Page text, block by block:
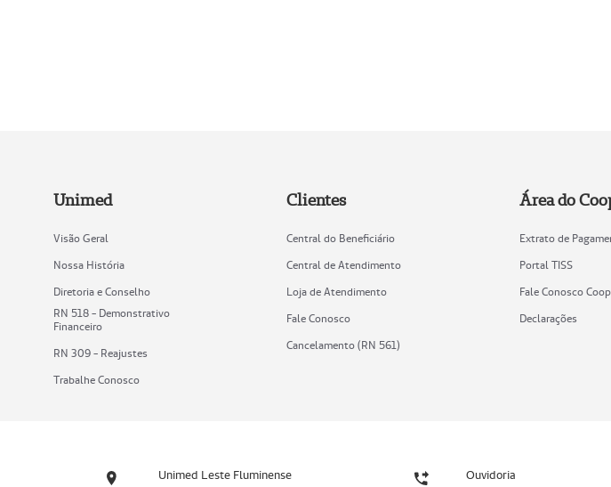
Unimed
Visão Geral
Nossa História
Diretoria e Conselho
RN 518 - Demonstrativo
Financeiro
RN 309 - Reajustes
Trabalhe Conosco
Clientes
Central do Beneficiário
Central de Atendimento
Loja de Atendimento
Fale Conosco
Cancelamento (RN 561)
Área do
Extrato de
Portal TISS
Fale Conosco
Declarações
Unimed Leste Fluminense Ouvidoria